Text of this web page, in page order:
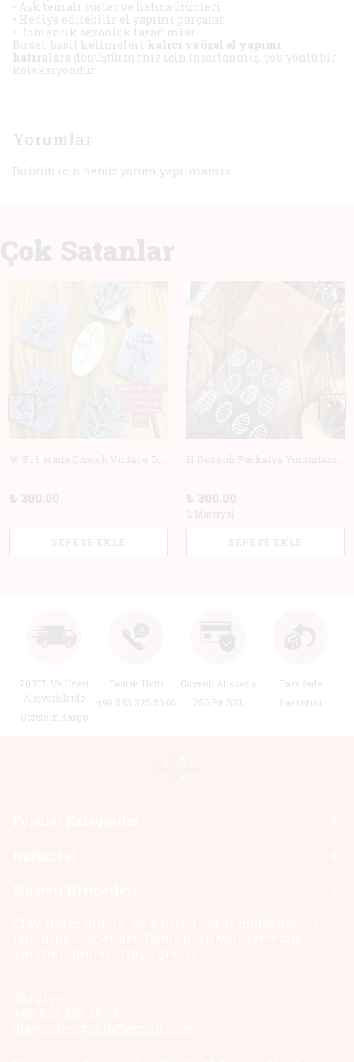
• Aşk temalı süsler ve hatıra ürünleri
• Hediye edilebilir el yapımı parçalar
• Romantik sezonluk tasarımlar
Bu set, basit kelimeleri kalıcı ve özel el yapımı
hatıralara dönüştürmeniz için tasarlanmış, çok yönlü bir
koleksiyondur.
Yorumlar
Bu ürün için henüz yorum yapılmamış.
Çok Satanlar
🌸 5'i 1 arada Çiçekli Vintage Deboss Damga Seti – Polimer Kil, Sabun, Seramik ve Pişirme için Mükemmel! 🌸
₺ 300.00
11 Desenli Paskalya Yumurtası Doku Matı +Hediye Kalıp | Polimer Kil & Hava ile Kuruyan Kil için Damga
₺ 300.00
2 Materyal
700TL Ve Üzeri
Alışverişlerde
Ücretsiz Kargo
Destek Hattı
+90 533 325 26 06
Güvenli Alışveriş
256 Bit SSL
Para İade
Garantisi